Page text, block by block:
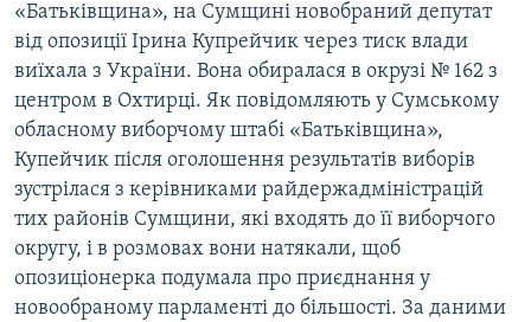
«Батьківщина», на Сумщині новобраний депутат
від опозиції Ірина Купрейчик через тиск влади
виїхала з України. Вона обиралася в окрузі № 162 з
центром в Охтирці. Як повідомляють у Сумському
обласному виборчому штабі «Батьківщина»,
Купейчик після оголошення результатів виборів
зустрілася з керівниками райдержадміністрацій
тих районів Сумщини, які входять до її виборчого
округу, і в розмовах вони натякали, щоб
опозиціонерка подумала про приєднання у
новообраному парламенті до більшості. За даними